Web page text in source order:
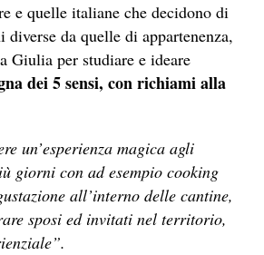
e quelle italiane che decidono di
diverse da quelle di appartenenza,
Giulia per studiare e ideare
dei 5 sensi, con richiami alla
un’esperienza magica agli
giorni con ad esempio cooking
all’interno delle cantine,
sposi ed invitati nel territorio,